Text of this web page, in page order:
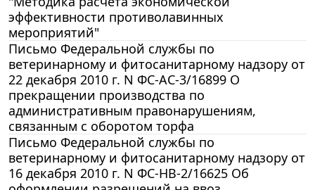
эффективности противолавинных
мероприятий"
Письмо Федеральной службы по
ветеринарному и фитосанитарному надзору от
22 декабря 2010 г. N ФС-АС-3/16899 О
прекращении производства по
административным правонарушениям,
связанным с оборотом торфа
Письмо Федеральной службы по
ветеринарному и фитосанитарному надзору от
16 декабря 2010 г. N ФС-НВ-2/16625 Об